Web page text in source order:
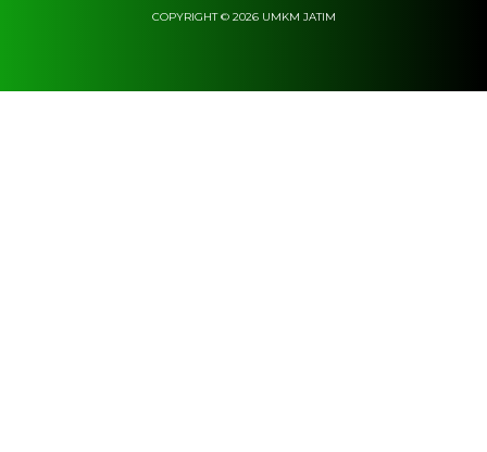
COPYRIGHT © 2026 UMKM JATIM